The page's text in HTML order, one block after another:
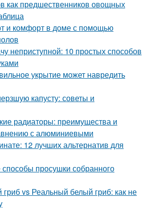
как предшественников овощных
и комфорт в доме с помощью
неприступной: 10 простых способов
укрытие может навредить
капусту: советы и
радиаторы: преимущества и
с алюминиевыми
12 лучших альтернатив для
просушки собранного
vs Реальный белый гриб: как не